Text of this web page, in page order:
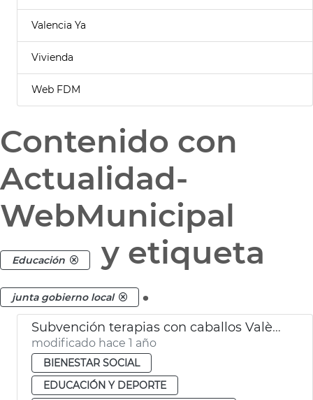
Valencia Ya
Vivienda
Web FDM
Contenido con
Actualidad-
WebMunicipal
Educación y etiqueta
junta gobierno local .
Subvención terapias con caballos València
modificado hace 1 año
BIENESTAR SOCIAL
EDUCACIÓN Y DEPORTE